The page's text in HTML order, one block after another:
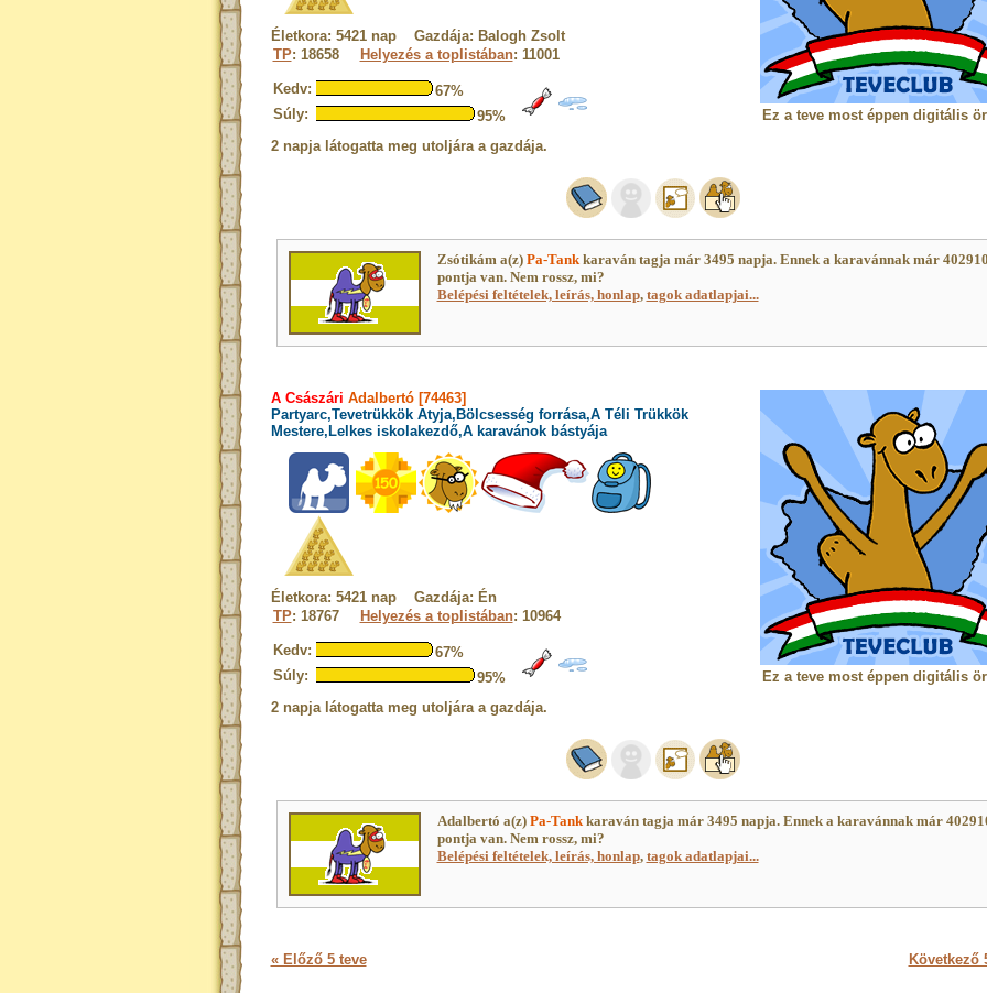
Életkora: 5421 nap Gazdája: Balogh Zsolt
TP: 18658 Helyezés a toplistában: 11001
Kedv:
67%
Súly:
95%
2 napja látogatta meg utoljára a gazdája.
Ez a teve most éppen digitális
Zsótikám a(z) Pa-Tankkaraván tagja már 3495 napja. Ennek a karavánnak már
pontja van. Nem rossz, mi?
Belépési feltételek, leírás, honlap, tagok adatlapjai...
A Császári Adalbertó [74463]
Partyarc,Tevetrükkök Atyja,Bölcsesség forrása,A Téli Trükkök
Mestere,Lelkes iskolakezdő,A karavánok bástyája
Életkora: 5421 nap Gazdája: Én
TP: 18767 Helyezés a toplistában: 10964
Kedv:
67%
Súly:
95%
2 napja látogatta meg utoljára a gazdája.
Ez a teve most éppen digitális
Adalbertó a(z) Pa-Tankkaraván tagja már 3495 napja. Ennek a karavánnak már
pontja van. Nem rossz, mi?
Belépési feltételek, leírás, honlap, tagok adatlapjai...
« Előző 5 teve Következő